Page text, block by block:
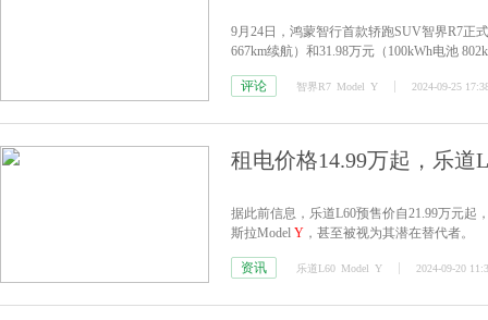
9月24日，鸿蒙智行首款轿跑SUV智界R7正
667km续航）和31.98万元（100kWh电池
评论 智界R7 Model Y 2024-09-25
租电价格14.99万起，乐道
据此前信息，乐道L60预售价自21.99万元起
斯拉Model Y ，甚至被视为其潜在替代者。
资讯 乐道L60 Model Y 2024-09-20